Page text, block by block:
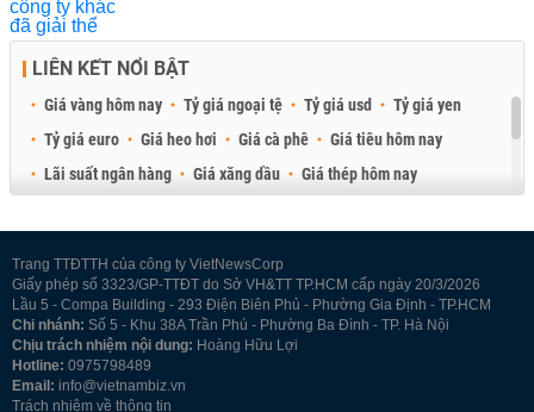
LIÊN KẾT NỔI BẬT
Giá vàng hôm nay Tỷ giá ngoại tệ Tỷ giá usd
Tỷ giá yen
Tỷ giá euro
Giá heo hơi Giá cà phê
Giá tiêu hôm nay
Lãi suất ngân hàng
Giá xăng dầu
Giá thép hôm nay
Trang TTĐTTH của công ty VietNewsCorp
Giấy phép số 3323/GP-TTĐT do Sở VH&TT TP.HCM cấp ngày 20/3/2026
Lầu 5 - Compa Building - 293 Điện Biên Phủ - Phường Gia Định - TP.HCM
Chi nhánh: Số 5 - Khu 38A Trần Phú - Phường Ba Đình - TP. Hà Nội
Chịu trách nhiệm nội dung: Hoàng Hữu Lợi
Hotline: 0975798489
Email: info@vietnambiz.vn
Trách nhiệm về thông tin